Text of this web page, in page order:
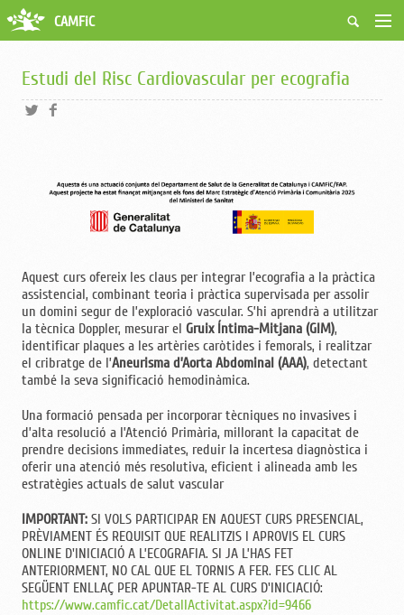
Qui som
Fes-te soci
Activitats
Biblioteca
CAMFiC
Estudi del Risc Cardiovascular per ecografia
Aquest curs ofereix les claus per integrar l’ecografia a la pràctica
assistencial, combinant teoria i pràctica supervisada per assolir
un domini segur de l’exploració vascular. S’hi aprendrà a utilitzar
la tècnica Doppler, mesurar el Gruix Íntima-Mitjana (GIM),
identificar plaques a les artèries caròtides i femorals, i realitzar
el cribratge de l’Aneurisma d’Aorta Abdominal (AAA), detectant
també la seva significació hemodinàmica.
Una formació pensada per incorporar tècniques no invasives i
d’alta resolució a l’Atenció Primària, millorant la capacitat de
prendre decisions immediates, reduir la incertesa diagnòstica i
oferir una atenció més resolutiva, eficient i alineada amb les
estratègies actuals de salut vascular
IMPORTANT: SI VOLS PARTICIPAR EN AQUEST CURS PRESENCIAL,
PRÈVIAMENT ÉS REQUISIT QUE REALITZIS I APROVIS EL CURS
ONLINE D'INICIACIÓ A L’ECOGRAFIA. SI JA L’HAS FET
ANTERIORMENT, NO CAL QUE EL TORNIS A FER. FES CLIC AL
SEGÜENT ENLLAÇ PER APUNTAR-TE AL CURS D'INICIACIÓ:
https://www.camfic.cat/DetallActivitat.aspx?id=9466